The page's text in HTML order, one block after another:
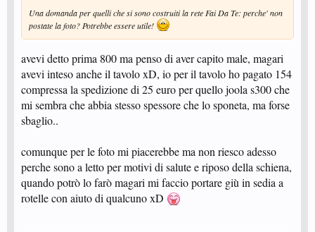
Una domanda per quelli che si sono costruiti la rete Fai Da Te: perche' non
postate la foto? Potrebbe essere utile!
avevi detto prima 800 ma penso di aver capito male, magari
avevi inteso anche il tavolo xD, io per il tavolo ho pagato 154
compressa la spedizione di 25 euro per quello joola s300 che
mi sembra che abbia stesso spessore che lo sponeta, ma forse
sbaglio..
comunque per le foto mi piacerebbe ma non riesco adesso
perche sono a letto per motivi di salute e riposo della schiena,
quando potrò lo farò magari mi faccio portare giù in sedia a
rotelle con aiuto di qualcuno xD